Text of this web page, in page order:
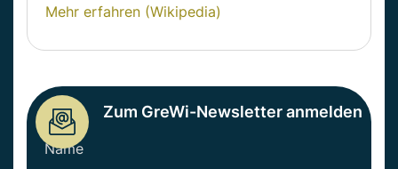
Mehr erfahren (Wikipedia)
Zum GreWi-Newsletter anmelden